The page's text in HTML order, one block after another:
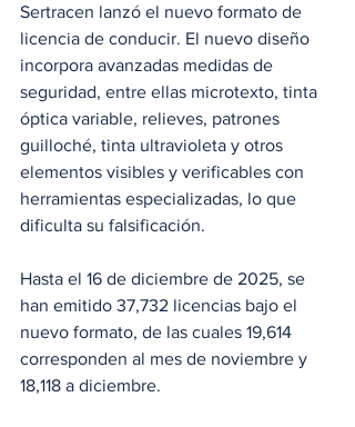
Sertracen lanzó el nuevo formato de
licencia de conducir. El nuevo diseño
incorpora avanzadas medidas de
seguridad, entre ellas microtexto, tinta
óptica variable, relieves, patrones
guilloché, tinta ultravioleta y otros
elementos visibles y verificables con
herramientas especializadas, lo que
dificulta su falsificación.
Hasta el 16 de diciembre de 2025, se
han emitido 37,732 licencias bajo el
nuevo formato, de las cuales 19,614
corresponden al mes de noviembre y
18,118 a diciembre.